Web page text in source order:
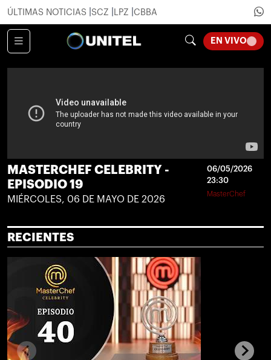
ÚLTIMAS NOTICIAS SCZ LPZ CBBA
EN VIVO
MASTERCHEF CELEBRITY -
EPISODIO 19
MIÉRCOLES, 06 DE MAYO DE 2026
06/05/2026
23:30
MasterChef
RECIENTES